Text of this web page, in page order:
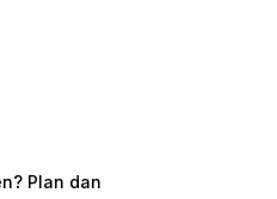
Plan dan